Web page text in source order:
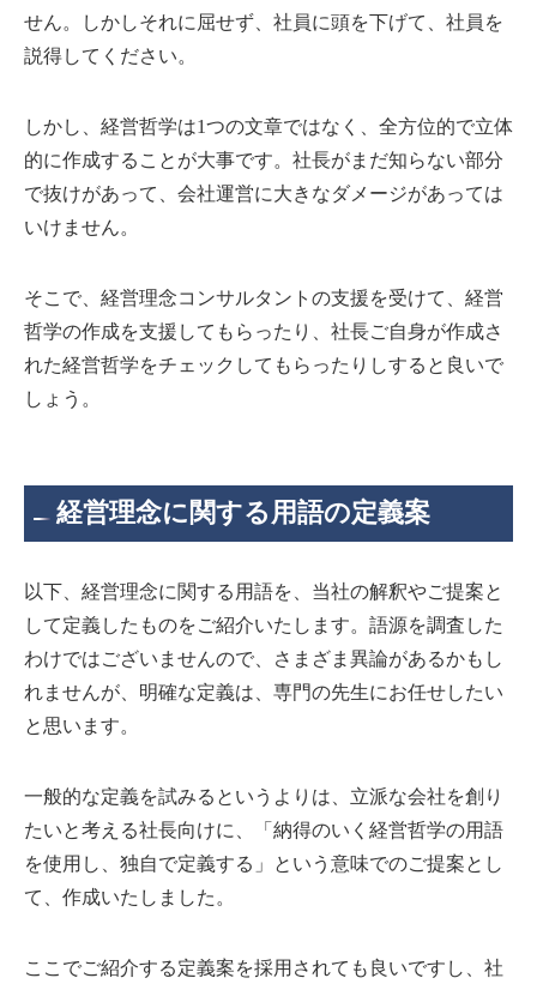
せん。しかしそれに屈せず、社員に頭を下げて、社員を
説得してください。
しかし、経営哲学は1つの文章ではなく、全方位的で立体
的に作成することが大事です。社長がまだ知らない部分
で抜けがあって、会社運営に大きなダメージがあっては
いけません。
そこで、経営理念コンサルタントの支援を受けて、経営
哲学の作成を支援してもらったり、社長ご自身が作成さ
れた経営哲学をチェックしてもらったりしすると良いで
しょう。
経営理念に関する用語の定義案
以下、経営理念に関する用語を、当社の解釈やご提案と
して定義したものをご紹介いたします。語源を調査した
わけではございませんので、さまざま異論があるかもし
れませんが、明確な定義は、専門の先生にお任せしたい
と思います。
一般的な定義を試みるというよりは、立派な会社を創り
たいと考える社長向けに、「納得のいく経営哲学の用語
を使用し、独自で定義する」という意味でのご提案とし
て、作成いたしました。
ここでご紹介する定義案を採用されても良いですし、社